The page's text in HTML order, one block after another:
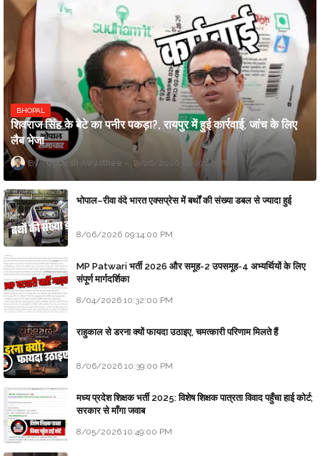
BHOPAL
शिवराज सिंह के बेटे का पनीर पकड़ा?, रायपुर में हुई कार्रवाई, जांच के लिए
लैब भेजा
Updesh Awasthee 8/06/2026 10:09:00 PM
भोपाल–रीवा वंदे भारत एक्सप्रेस में बर्थों की संख्या डबल से ज्यादा हुई
8/06/2026 09:14:00 PM
MP Patwari भर्ती 2026 और समूह-2 उपसमूह-4 अभ्यर्थियों के लिए
संपूर्ण मार्गदर्शिका
8/04/2026 10:32:00 PM
राहुकाल से डरना क्यों फायदा उठाइए, चमत्कारी परिणाम मिलते हैं
8/06/2026 10:39:00 PM
मध्य प्रदेश शिक्षक भर्ती 2025: विशेष शिक्षक पात्रता विवाद पहुँचा हाई कोर्ट;
सरकार से माँगा जवाब
8/05/2026 10:49:00 PM